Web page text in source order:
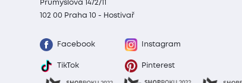
Průmyslová 1472/11
102 00 Praha 10 - Hostivař
Facebook Instagram
TikTok Pinterest